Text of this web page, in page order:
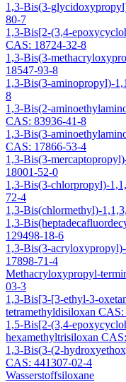
1,3-Bis(3-
80-7
1,3-Bis[2-(3,4-
CAS: 18724-32-8
1,3-Bis(3-
18547-93-8
1,3-Bis(3-aminopropyl)-
8
1,3-Bis(2-
CAS: 83936-41-8
1,3-Bis(3-
CAS: 17866-53-4
1,3-Bis(3-
18001-52-0
1,3-Bis(3-chlorpropyl)-
72-4
1,3-Bis(chlormethyl)-
1,3-
129498-18-6
1,3-Bis(3-
17898-71-4
Methacryloxypropyl-
03-3
1,3-Bis[3-[3-ethyl-3-
tetramethyldisiloxan
1,5-Bis[2-(3,4-
hexamethyltrisiloxan
1,3-Bis(3-(2-
CAS: 441307-02-4
Wasserstoffsiloxane